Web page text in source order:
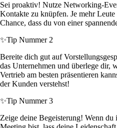
Sei proaktiv! Nutze Networking-
Kontakte zu knüpfen. Je mehr
Chance, dass du von einer
✨Tip Nummer 2
Bereite dich gut auf
das Unternehmen und überlege dir,
Vertrieb am besten präsentieren
der Kunden verstehst!
✨Tip Nummer 3
Zeige deine Begeisterung! Wenn du